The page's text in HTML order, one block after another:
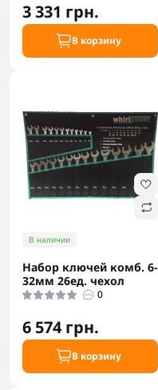
3 331 грн.
В корзину
В наличии
Набор ключей комб. 6-
32мм 26ед. чехол
0
6 574 грн.
В корзину